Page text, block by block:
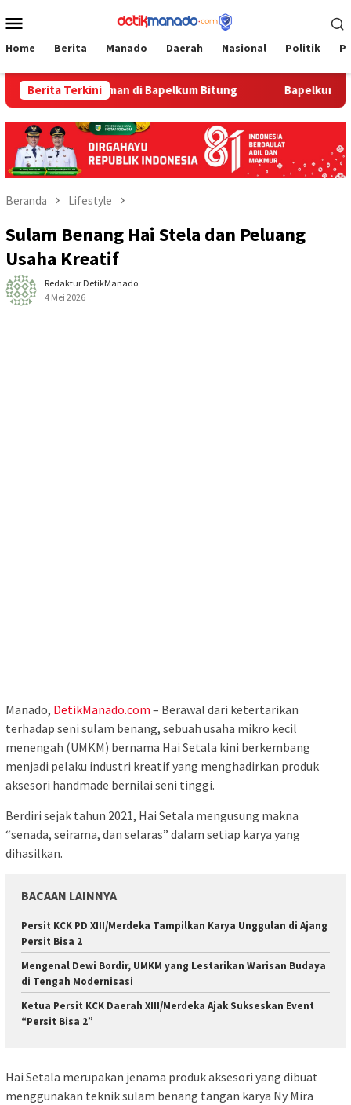
ke
Mobile
Home Berita Manado Daerah Nasional Politik
Berita Terkini
Pengayoman di Bapelkum Bitung ‎Bapelkum Bitung
Beranda Lifestyle
Sulam Benang Hai Stela dan Peluang
Usaha Kreatif
Redaktur DetikManado
4 Mei 2026
Manado, DetikManado.com – Berawal dari ketertarikan
terhadap seni sulam benang, sebuah usaha mikro kecil
menengah (UMKM) bernama Hai Setala kini berkembang
menjadi pelaku industri kreatif yang menghadirkan produk
aksesori handmade bernilai seni tinggi.
Berdiri sejak tahun 2021, Hai Setala mengusung makna
“senada, seirama, dan selaras” dalam setiap karya yang
dihasilkan.
BACAAN LAINNYA
Persit KCK PD XIII/Merdeka Tampilkan Karya Unggulan di Ajang
Persit Bisa 2
Mengenal Dewi Bordir, UMKM yang Lestarikan Warisan Budaya
di Tengah Modernisasi
Ketua Persit KCK Daerah XIII/Merdeka Ajak Sukseskan Event
“Persit Bisa 2”
Hai Setala merupakan jenama produk aksesori yang dibuat
menggunakan teknik sulam benang tangan karya Ny Mira